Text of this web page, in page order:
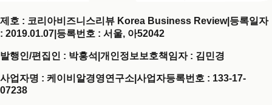
제호 : 코리아비즈니스리뷰 Korea Business Review| 등록일자
: 2019.01.07 등록번호 : 서울, 아52042
발행인/편집인 : 박홍석 개인정보보호책임자 : 김민경
사업자명 : 케이비알경영연구소 사업자등록번호 : 133-17-
07238